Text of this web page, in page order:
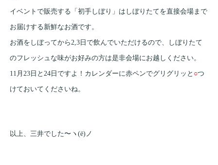
イベントで販売する「初手しぼり」はしぼりたてを直接会場まで
お届けする新鮮なお酒です。
お酒をしぼってから2,3日で飲んでいただけるので、しぼりたて
のフレッシュな味がお好みの方は是非会場にお越しください。
11月23日と24日ですよ！カレンダーに赤ペンでグリグリッと ○つ
けておいてくださいね。
以上、三井でした〜ヽ(ё)ノ